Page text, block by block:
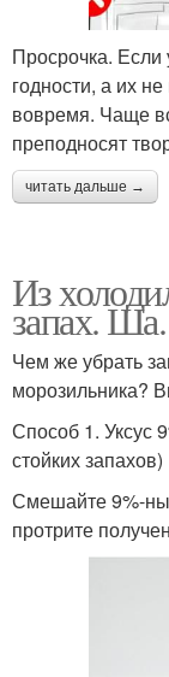
Просрочка.
годности, а их
вовремя. Чаще
преподносят
читать дальше →
Из
запах.
Чем же убрать
морозильника?
Способ 1. Уксус
стойких запахов)
Смешайте 9%-
протрите